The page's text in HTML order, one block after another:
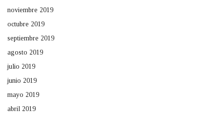
noviembre 2019
octubre 2019
septiembre 2019
agosto 2019
julio 2019
junio 2019
mayo 2019
abril 2019